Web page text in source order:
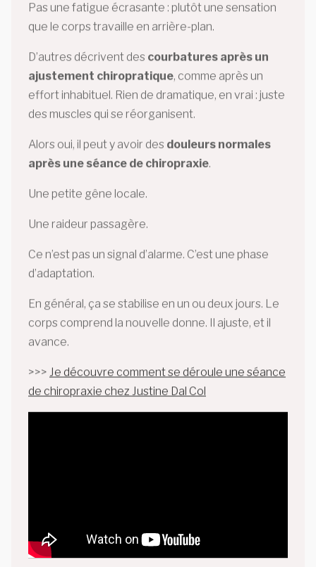
Pas une fatigue écrasante : plutôt une sensation
que le corps travaille en arrière-plan.
D’autres décrivent des courbatures après un
ajustement chiropratique, comme après un
effort inhabituel. Rien de dramatique, en vrai : juste
des muscles qui se réorganisent.
Alors oui, il peut y avoir des douleurs normales
après une séance de chiropraxie.
Une petite gêne locale.
Une raideur passagère.
Ce n’est pas un signal d’alarme. C’est une phase
d’adaptation.
En général, ça se stabilise en un ou deux jours. Le
corps comprend la nouvelle donne. Il ajuste, et il
avance.
>>> Je découvre comment se déroule une séance
de chiropraxie chez Justine Dal Col